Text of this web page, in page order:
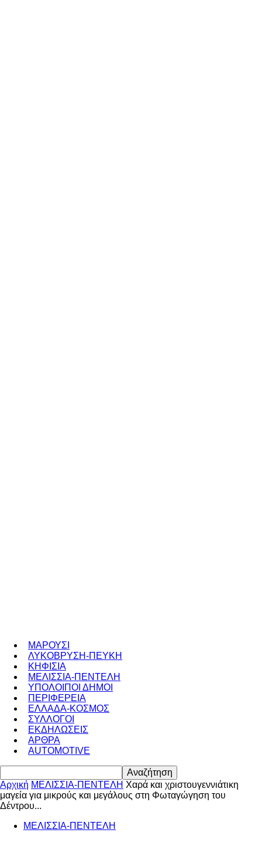
ΜΑΡΟΥΣΙ
ΛΥΚΟΒΡΥΣΗ-ΠΕΥΚΗ
ΚΗΦΙΣΙΑ
ΜΕΛΙΣΣΙΑ-ΠΕΝΤΕΛΗ
ΥΠΟΛΟΙΠΟΙ ΔΗΜΟΙ
ΠΕΡΙΦΕΡΕΙΑ
ΕΛΛΑΔΑ-ΚΟΣΜΟΣ
ΣΥΛΛΟΓΟΙ
ΕΚΔΗΛΩΣΕΙΣ
ΑΡΘΡΑ
AUTOMOTIVE
Αρχική ΜΕΛΙΣΣΙΑ-ΠΕΝΤΕΛΗ Χαρά και χριστουγεννιάτικη
μαγεία για μικρούς και μεγάλους στη Φωταγώγηση του
Δέντρου...
ΜΕΛΙΣΣΙΑ-ΠΕΝΤΕΛΗ